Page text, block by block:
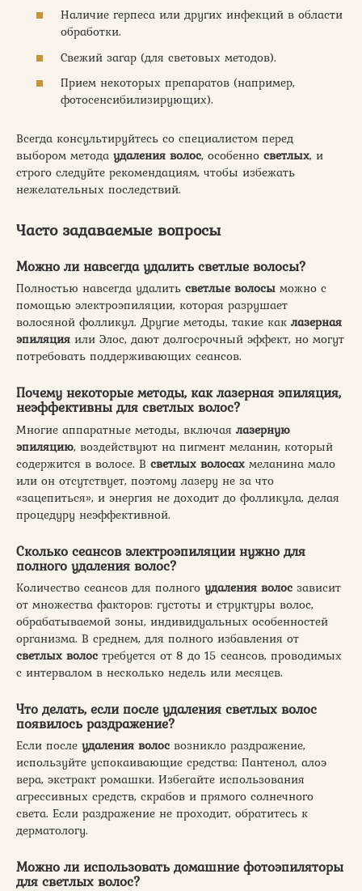
Наличие герпеса или других инфекций в области
обработки.
Свежий загар (для световых методов).
Прием некоторых препаратов (например,
фотосенсибилизирующих).
Всегда консультируйтесь со специалистом перед
выбором метода удаления волос, особенно светлых, и
строго следуйте рекомендациям, чтобы избежать
нежелательных последствий.
Часто задаваемые вопросы
Можно ли навсегда удалить светлые волосы?
Полностью навсегда удалить светлые волосы можно с
помощью электроэпиляции, которая разрушает
волосяной фолликул. Другие методы, такие как лазерная
эпиляция или Элос, дают долгосрочный эффект, но могут
потребовать поддерживающих сеансов.
Почему некоторые методы, как лазерная эпиляция,
неэффективны для светлых волос?
Многие аппаратные методы, включая лазерную
эпиляцию, воздействуют на пигмент меланин, который
содержится в волосе. В светлых волосах меланина мало
или он отсутствует, поэтому лазеру не за что
«зацепиться», и энергия не доходит до фолликула, делая
процедуру неэффективной.
Сколько сеансов электроэпиляции нужно для
полного удаления волос?
Количество сеансов для полного удаления волос зависит
от множества факторов: густоты и структуры волос,
обрабатываемой зоны, индивидуальных особенностей
организма. В среднем, для полного избавления от
светлых волос требуется от 8 до 15 сеансов, проводимых
с интервалом в несколько недель или месяцев.
Что делать, если после удаления светлых волос
появилось раздражение?
Если после удаления волос возникло раздражение,
используйте успокаивающие средства: Пантенол, алоэ
вера, экстракт ромашки. Избегайте использования
агрессивных средств, скрабов и прямого солнечного
света. Если раздражение не проходит, обратитесь к
дерматологу.
Можно ли использовать домашние фотоэпиляторы
для светлых волос?